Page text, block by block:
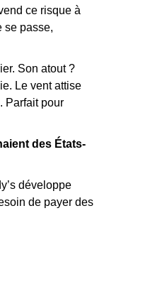
ce risque à
se passe,
Son atout ?
Le vent attise
Parfait pour
des États-
développe
de payer des